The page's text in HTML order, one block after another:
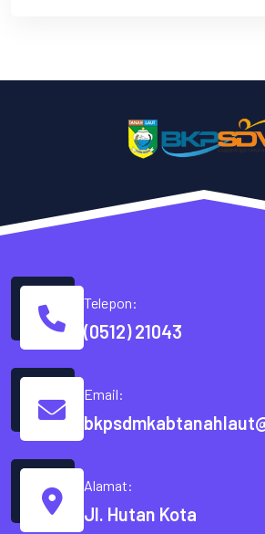
Telepon:
(0512) 21043
Email:
Alamat:
Jl. Hutan Kota